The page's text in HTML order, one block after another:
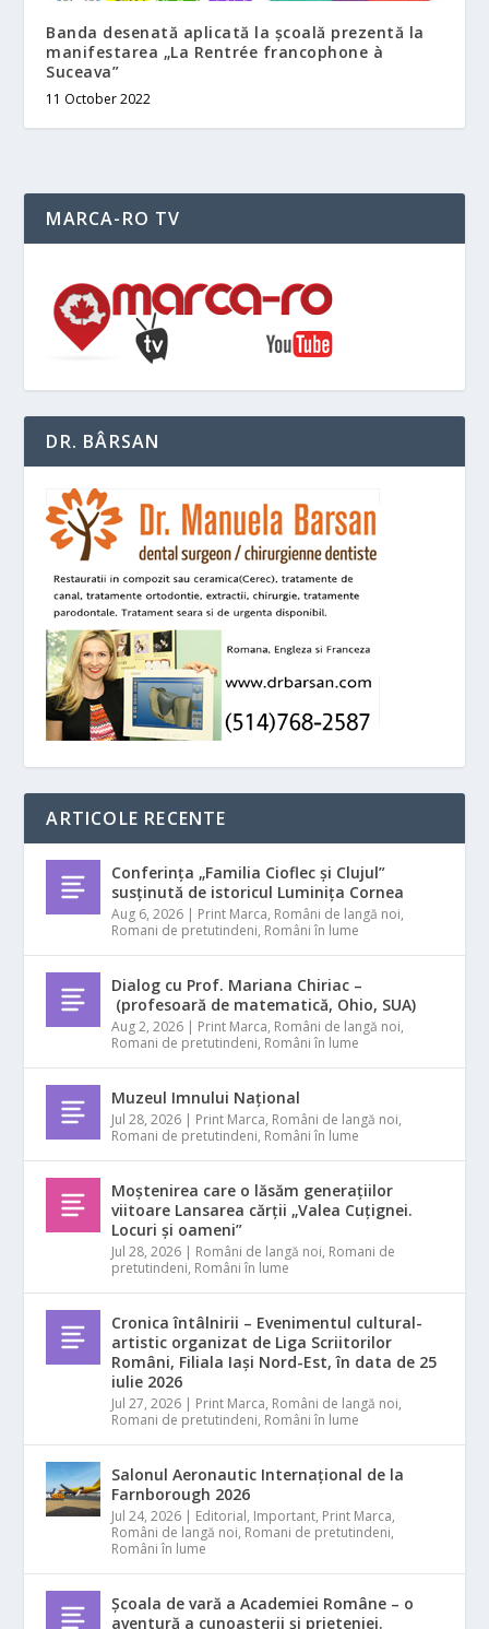
Banda desenată aplicată la școală prezentă la
manifestarea „La Rentrée francophone à
Suceava”
11 October 2022
MARCA-RO TV
DR. BÂRSAN
ARTICOLE RECENTE
Conferința „Familia Cioflec și Clujul”
susținută de istoricul Luminița Cornea
Aug 6, 2026 | Print Marca, Români de langă noi,
Romani de pretutindeni, Români în lume
Dialog cu Prof. Mariana Chiriac –
(profesoară de matematică, Ohio, SUA)
Aug 2, 2026 | Print Marca, Români de langă noi,
Romani de pretutindeni, Români în lume
Muzeul Imnului Național
Jul 28, 2026 | Print Marca, Români de langă noi,
Romani de pretutindeni, Români în lume
Moștenirea care o lăsăm generațiilor
viitoare Lansarea cărții „Valea Cuțignei.
Locuri și oameni”
Jul 28, 2026 | Români de langă noi, Romani de
pretutindeni, Români în lume
Cronica întâlnirii – Evenimentul cultural-
artistic organizat de Liga Scriitorilor
Români, Filiala Iași Nord-Est, în data de 25
iulie 2026
Jul 27, 2026 | Print Marca, Români de langă noi,
Romani de pretutindeni, Români în lume
Salonul Aeronautic Internațional de la
Farnborough 2026
Jul 24, 2026 | Editorial, Important, Print Marca,
Români de langă noi, Romani de pretutindeni,
Români în lume
Școala de vară a Academiei Române – o
aventură a cunoașterii și prieteniei.